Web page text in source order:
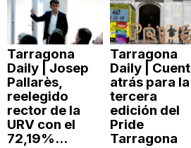
Tarragona
Daily | Josep
Pallarès,
reelegido
rector de la
URV con el
72,19%...
Tarragona
Daily |
atrás para la
tercera
edición del
Pride
Tarragona